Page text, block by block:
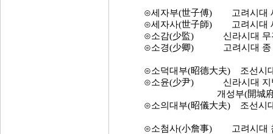
⊙세자부(世子傅) 고려시대 세
⊙세자사(世子師) 고려시대 세
⊙소감(少監) 신라시대 무관
⊙소경(少卿) 고려시대 종 4
⊙소덕대부(昭德大夫) 조선시
⊙소윤(少尹) 신라시대 지방
개성부(開城府) 소속
⊙소의대부(昭儀大夫) 조선시
⊙소첨사(小詹事) 고려시대